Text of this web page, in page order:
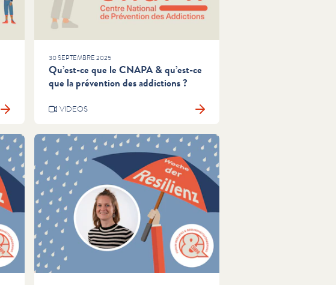
30 SEPTEMBRE 2025
Qu’est-ce que le CNAPA & qu’est-ce
que la prévention des addictions ?
VIDEOS